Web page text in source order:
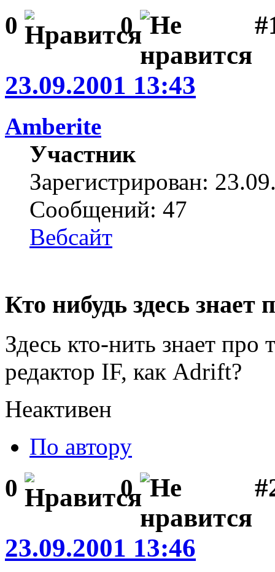
0 0
23.09.2001 13:43
Amberite
Участник
Зарегистрирован:
Сообщений: 47
Вебсайт
Кто нибудь здесь
Здесь кто-нить знает
редактор IF, как Adrift?
Неактивен
По автору
0 0
23.09.2001 13:46